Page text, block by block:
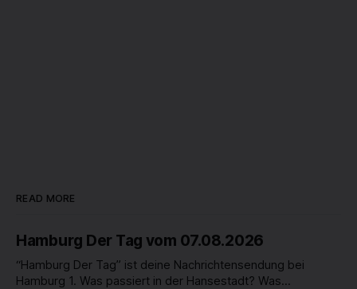
READ MORE
Hamburg Der Tag vom 07.08.2026
“Hamburg Der Tag” ist deine Nachrichtensendung bei
Hamburg 1. Was passiert in der Hansestadt? Was